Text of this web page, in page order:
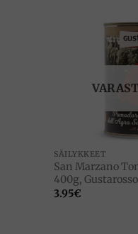
SÄILYKKEET
San Marzano
400g, Gustarosso
3.95€